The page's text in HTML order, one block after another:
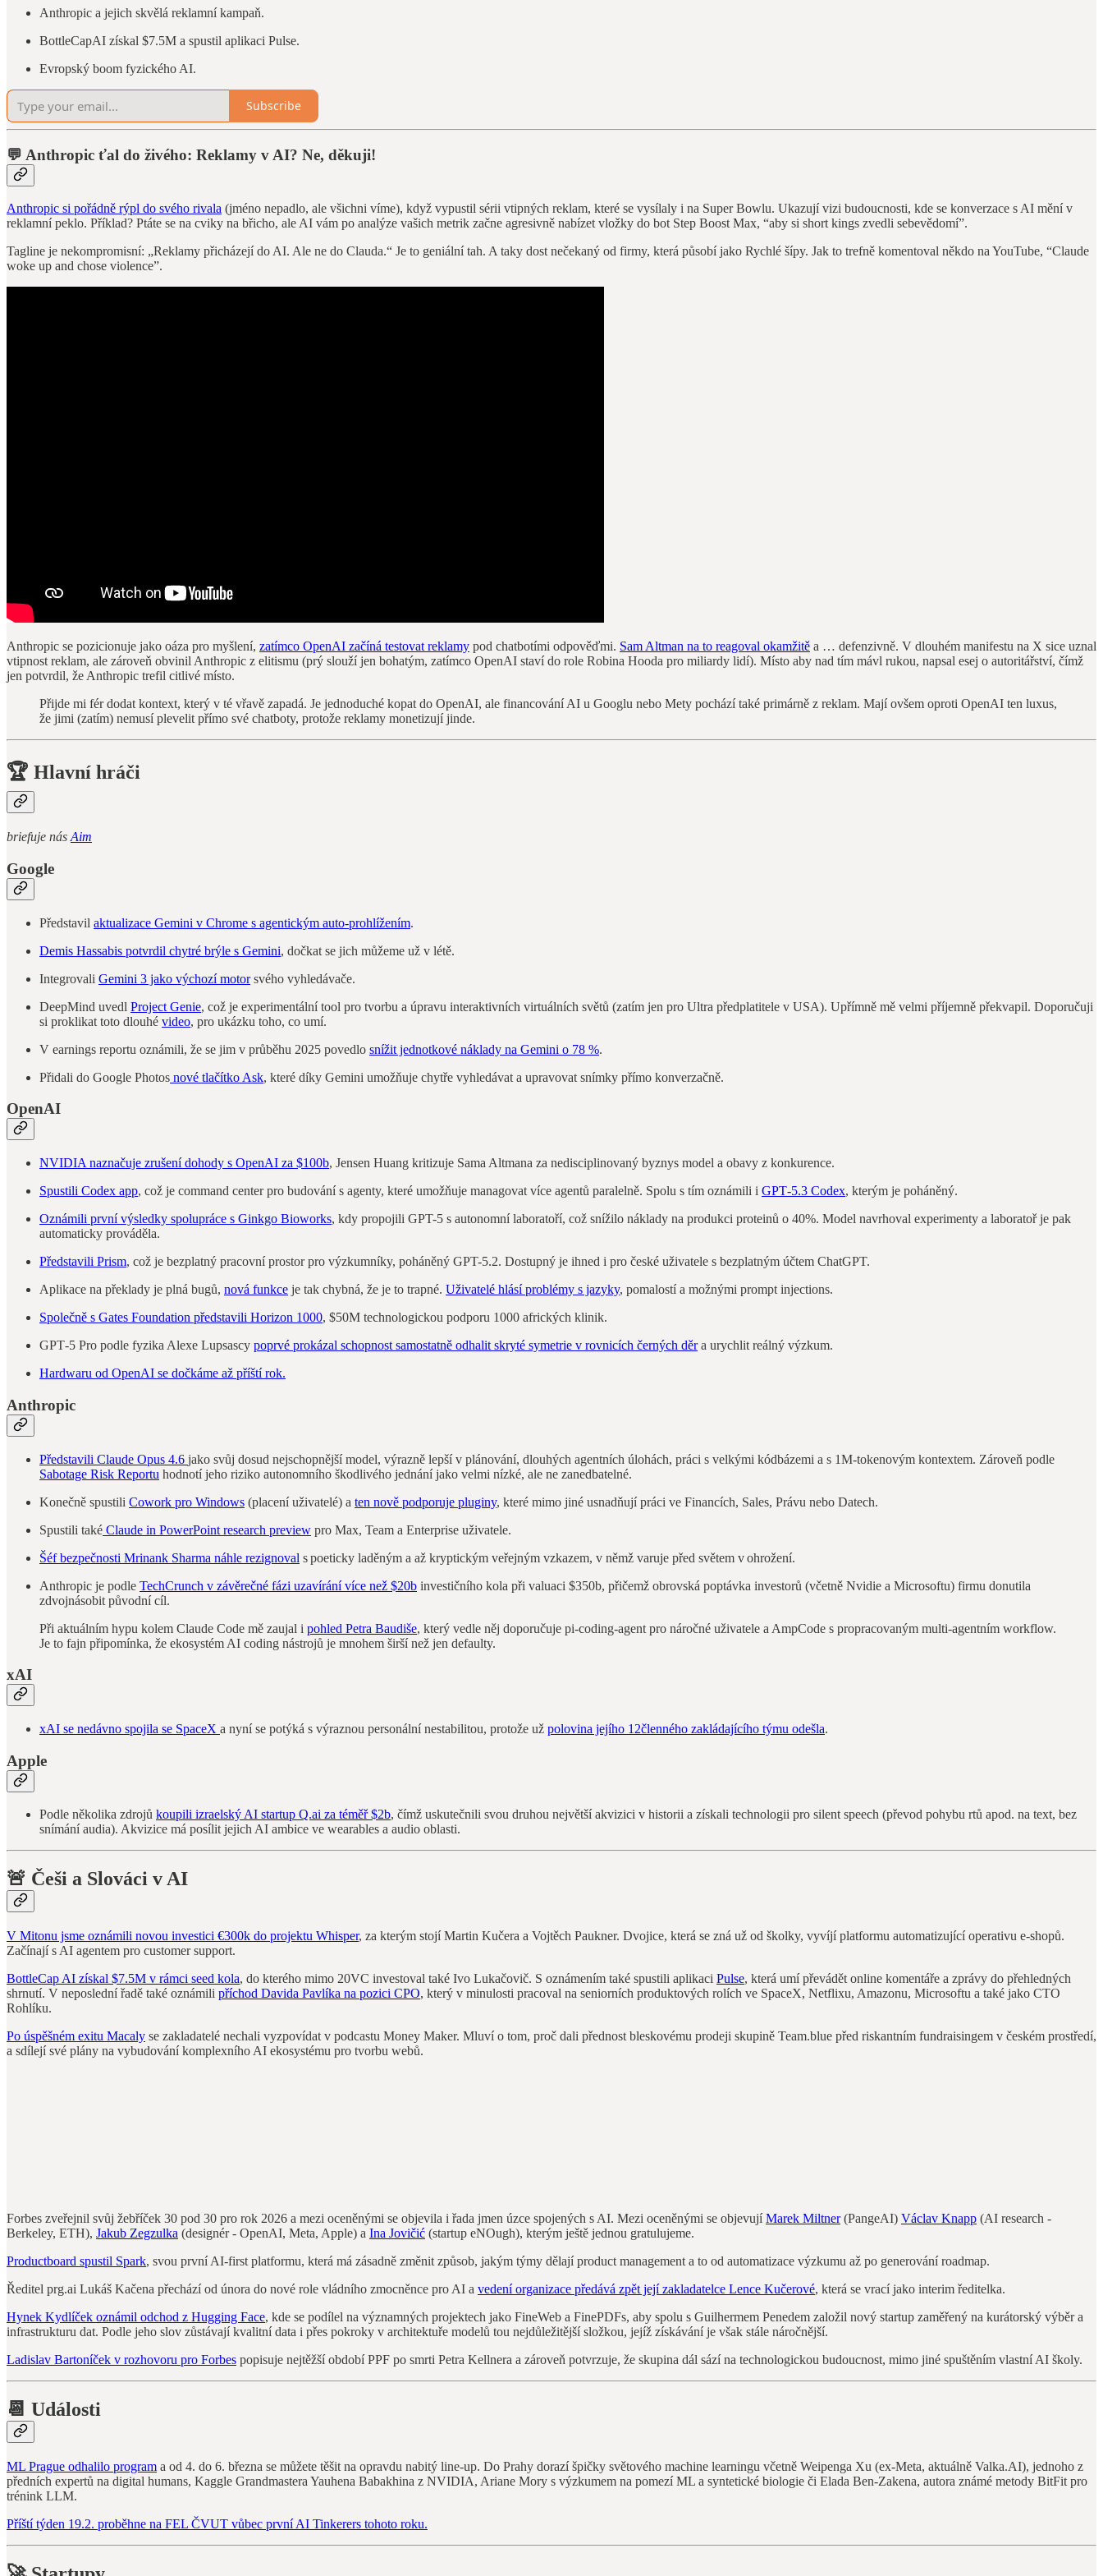
Anthropic a jejich skvělá reklamní kampaň.
BottleCapAI získal $7.5M a spustil aplikaci Pulse.
Evropský boom fyzického AI.
Subscribe
💬 Anthropic ťal do živého: Reklamy v AI? Ne, děkuji!
Anthropic si pořádně rýpl do svého rivala (jméno nepadlo, ale všichni víme), když vypustil sérii vtipných reklam, které se vysílaly i na Super Bowlu. Ukazují vizi budoucnosti, kde se konverzace s AI mění v
reklamní peklo. Příklad? Ptáte se na cviky na břicho, ale AI vám po analýze vašich metrik začne agresivně nabízet vložky do bot Step Boost Max, “aby si short kings zvedli sebevědomí”.
Tagline je nekompromisní: „Reklamy přicházejí do AI. Ale ne do Clauda.“ Je to geniální tah. A taky dost nečekaný od firmy, která působí jako Rychlé šípy. Jak to trefně komentoval někdo na YouTube, “Claude
woke up and chose violence”.
Anthropic se pozicionuje jako oáza pro myšlení, zatímco OpenAI začíná testovat reklamy pod chatbotími odpověďmi. Sam Altman na to reagoval okamžitě a … defenzivně. V dlouhém manifestu na X sice uznal
vtipnost reklam, ale zároveň obvinil Anthropic z elitismu (prý slouží jen bohatým, zatímco OpenAI staví do role Robina Hooda pro miliardy lidí). Místo aby nad tím mávl rukou, napsal esej o autoritářství, čímž
jen potvrdil, že Anthropic trefil citlivé místo.
Přijde mi fér dodat kontext, který v té vřavě zapadá. Je jednoduché kopat do OpenAI, ale financování AI u Googlu nebo Mety pochází také primárně z reklam. Mají ovšem oproti OpenAI ten luxus,
že jimi (zatím) nemusí plevelit přímo své chatboty, protože reklamy monetizují jinde.
🏆 Hlavní hráči
briefuje nás Aim
Google
Představil aktualizace Gemini v Chrome s agentickým auto-prohlížením.
Demis Hassabis potvrdil chytré brýle s Gemini, dočkat se jich můžeme už v létě.
Integrovali Gemini 3 jako výchozí motorsvého vyhledávače.
DeepMind uvedl Project Genie, což je experimentální tool pro tvorbu a úpravu interaktivních virtuálních světů (zatím jen pro Ultra předplatitele v USA). Upřímně mě velmi příjemně překvapil. Doporučuji
si proklikat toto dlouhé video, pro ukázku toho, co umí.
V earnings reportu oznámili, že se jim v průběhu 2025 povedlo snížit jednotkové náklady na Gemini o 78 %.
Přidali do Google Photos nové tlačítko Ask, které díky Gemini umožňuje chytře vyhledávat a upravovat snímky přímo konverzačně.
OpenAI
NVIDIA naznačuje zrušení dohody s OpenAI za $100b, Jensen Huang kritizuje Sama Altmana za nedisciplinovaný byznys model a obavy z konkurence.
Spustili Codex app, což je command center pro budování s agenty, které umožňuje managovat více agentů paralelně. Spolu s tím oznámili i GPT‑5.3 Codex, kterým je poháněný.
Oznámili první výsledky spolupráce s Ginkgo Bioworks, kdy propojili GPT-5 s autonomní laboratoří, což snížilo náklady na produkci proteinů o 40%. Model navrhoval experimenty a laboratoř je pak
automaticky prováděla.
Představili Prism, což je bezplatný pracovní prostor pro výzkumníky, poháněný GPT-5.2. Dostupný je ihned i pro české uživatele s bezplatným účtem ChatGPT.
Aplikace na překlady je plná bugů, nová funkce je tak chybná, že je to trapné. Uživatelé hlásí problémy s jazyky, pomalostí a možnými prompt injections.
Společně s Gates Foundation představili Horizon 1000, $50M technologickou podporu 1000 afrických klinik.
GPT‑5 Pro podle fyzika Alexe Lupsascy poprvé prokázal schopnost samostatně odhalit skryté symetrie v rovnicích černých děra urychlit reálný výzkum.
Hardwaru od OpenAI se dočkáme až příští rok.
Anthropic
Představili Claude Opus 4.6 jako svůj dosud nejschopnější model, výrazně lepší v plánování, dlouhých agentních úlohách, práci s velkými kódbázemi a s 1M-tokenovým kontextem. Zároveň podle
Sabotage Risk Reportu hodnotí jeho riziko autonomního škodlivého jednání jako velmi nízké, ale ne zanedbatelné.
Konečně spustili Cowork pro Windows (placení uživatelé) a ten nově podporuje pluginy, které mimo jiné usnadňují práci ve Financích, Sales, Právu nebo Datech.
Spustili také Claude in PowerPoint research preview pro Max, Team a Enterprise uživatele.
Šéf bezpečnosti Mrinank Sharma náhle rezignoval s poeticky laděným a až kryptickým veřejným vzkazem, v němž varuje před světem v ohrožení.
Anthropic je podle TechCrunch v závěrečné fázi uzavírání více než $20b investičního kola při valuaci $350b, přičemž obrovská poptávka investorů (včetně Nvidie a Microsoftu) firmu donutila
zdvojnásobit původní cíl.
Při aktuálním hypu kolem Claude Code mě zaujal i pohled Petra Baudiše, který vedle něj doporučuje pi‑coding‑agent pro náročné uživatele a AmpCode s propracovaným multi‑agentním workflow.
Je to fajn připomínka, že ekosystém AI coding nástrojů je mnohem širší než jen defaulty.
xAI
xAI se nedávno spojila se SpaceX a nyní se potýká s výraznou personální nestabilitou, protože už polovina jejího 12členného zakládajícího týmu odešla.
Apple
Podle několika zdrojů koupili izraelský AI startup Q.ai za téměř $2b, čímž uskutečnili svou druhou největší akvizici v historii a získali technologii pro silent speech (převod pohybu rtů apod. na text, bez
snímání audia). Akvizice má posílit jejich AI ambice ve wearables a audio oblasti.
🚨 Češi a Slováci v AI
V Mitonu jsme oznámili novou investici €300k do projektu Whisper, za kterým stojí Martin Kučera a Vojtěch Paukner. Dvojice, která se zná už od školky, vyvíjí platformu automatizující operativu e‑shopů.
Začínají s AI agentem pro customer support.
BottleCap AI získal $7.5M v rámci seed kola, do kterého mimo 20VC investoval také Ivo Lukačovič. S oznámením také spustili aplikaci Pulse, která umí převádět online komentáře a zprávy do přehledných
shrnutí. V neposlední řadě také oznámili příchod Davida Pavlíka na pozici CPO, který v minulosti pracoval na seniorních produktových rolích ve SpaceX, Netflixu, Amazonu, Microsoftu a také jako CTO
Rohlíku.
Po úspěšném exitu Macaly se zakladatelé nechali vyzpovídat v podcastu Money Maker. Mluví o tom, proč dali přednost bleskovému prodeji skupině Team.blue před riskantním fundraisingem v českém prostředí,
a sdílejí své plány na vybudování komplexního AI ekosystému pro tvorbu webů.
Forbes zveřejnil svůj žebříček 30 pod 30 pro rok 2026 a mezi oceněnými se objevila i řada jmen úzce spojených s AI. Mezi oceněnými se objevujíMarek Miltner(PangeAI) Václav Knapp (AI research -
Berkeley, ETH), Jakub Zegzulka (designér - OpenAI, Meta, Apple) a Ina Jovičić (startup eNOugh), kterým ještě jednou gratulujeme.
Productboard spustil Spark, svou první AI‑first platformu, která má zásadně změnit způsob, jakým týmy dělají product management a to od automatizace výzkumu až po generování roadmap.
Ředitel prg.ai Lukáš Kačena přechází od února do nové role vládního zmocněnce pro AI a vedení organizace předává zpět její zakladatelce Lence Kučerové, která se vrací jako interim ředitelka.
Hynek Kydlíček oznámil odchod z Hugging Face, kde se podílel na významných projektech jako FineWeb a FinePDFs, aby spolu s Guilhermem Penedem založil nový startup zaměřený na kurátorský výběr a
infrastrukturu dat. Podle jeho slov zůstávají kvalitní data i přes pokroky v architektuře modelů tou nejdůležitější složkou, jejíž získávání je však stále náročnější.
Ladislav Bartoníček v rozhovoru pro Forbes popisuje nejtěžší období PPF po smrti Petra Kellnera a zároveň potvrzuje, že skupina dál sází na technologickou budoucnost, mimo jiné spuštěním vlastní AI školy.
📆 Události
ML Prague odhalilo program a od 4. do 6. března se můžete těšit na opravdu nabitý line‑up. Do Prahy dorazí špičky světového machine learningu včetně Weipenga Xu (ex‑Meta, aktuálně Valka.AI), jednoho z
předních expertů na digital humans, Kaggle Grandmastera Yauhena Babakhina z NVIDIA, Ariane Mory s výzkumem na pomezí ML a syntetické biologie či Elada Ben‑Zakena, autora známé metody BitFit pro
trénink LLM.
Příští týden 19.2. proběhne na FEL ČVUT vůbec první AI Tinkerers tohoto roku.